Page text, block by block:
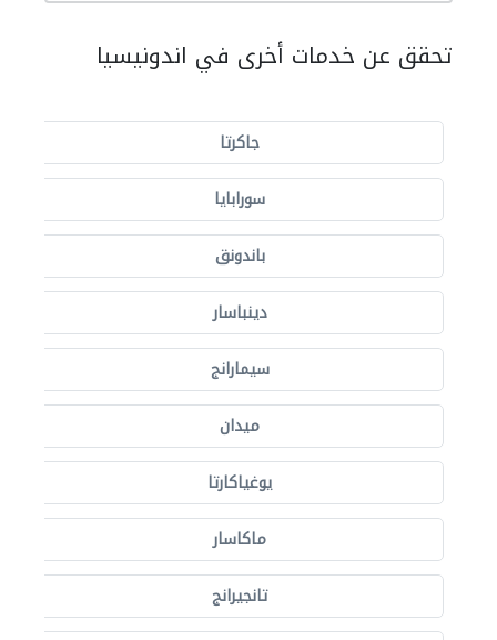
تحقق عن خدمات أخرى في اندونيسيا
جاكرتا
سورابايا
باندونق
دينباسار
سيمارانج
ميدان
يوغياكارتا
ماكاسار
تانجيرانج